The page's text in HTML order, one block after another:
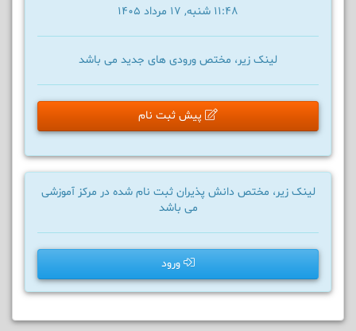
11:48 شنبه, 17 مرداد 1405
لینک زیر، مختص ورودی های جدید می باشد
پیش ثبت نام
لینک زیر، مختص دانش پذیران ثبت نام شده در مرکز آموزشی
می باشد
ورود